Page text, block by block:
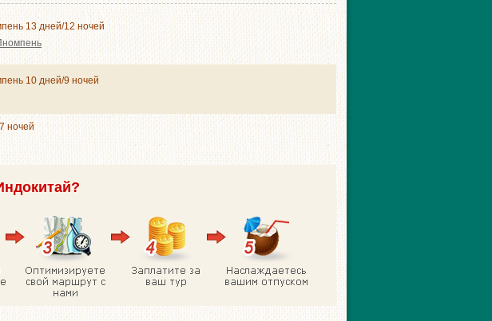
13 дней/12 ночей
10 дней/9 ночей
ночей